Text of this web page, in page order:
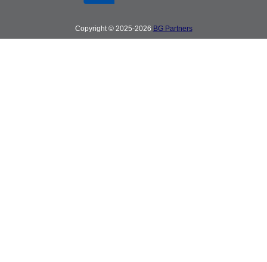
Copyright © 2025-2026 BG Partners